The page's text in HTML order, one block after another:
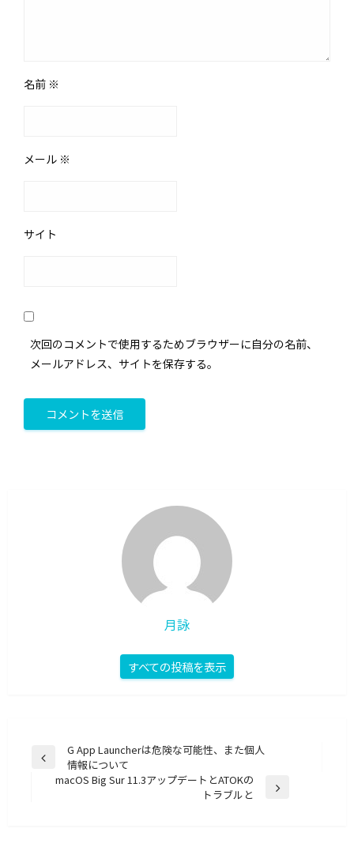
名前 ※
メール ※
サイト
次回のコメントで使用するためブラウザーに自分の名前、
メールアドレス、サイトを保存する。
月詠
すべての投稿を表示
投
G App Launcherは危険な可能性、また個人
情報について
macOS Big Sur 11.3アップデートとATOKの
トラブルと